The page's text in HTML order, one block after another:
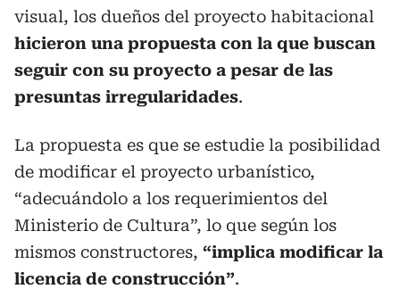
visual, los dueños del proyecto habitacional
hicieron una propuesta con la que buscan
seguir con su proyecto a pesar de las
presuntas irregularidades.
La propuesta es que se estudie la posibilidad
de modificar el proyecto urbanístico,
“adecuándolo a los requerimientos del
Ministerio de Cultura”, lo que según los
mismos constructores, “implica modificar la
licencia de construcción”.